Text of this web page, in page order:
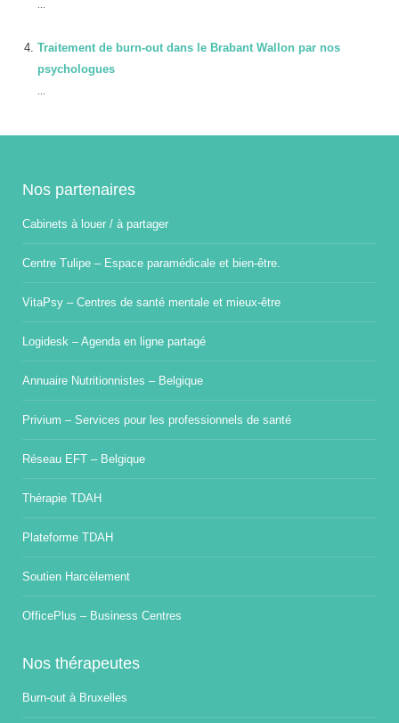
Traitement de burn-out dans le Brabant Wallon par nos
psychologues
Nos partenaires
Cabinets à louer / à partager
Centre Tulipe – Espace paramédicale et bien-être.
VitaPsy – Centres de santé mentale et mieux-être
Logidesk – Agenda en ligne partagé
Annuaire Nutritionnistes – Belgique
Privium – Services pour les professionnels de santé
Réseau EFT – Belgique
Thérapie TDAH
Plateforme TDAH
Soutien Harcèlement
OfficePlus – Business Centres
Nos thérapeutes
Burn-out à Bruxelles